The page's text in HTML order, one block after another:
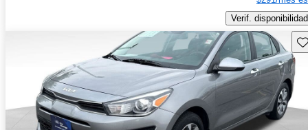
Verif. disponibilidad